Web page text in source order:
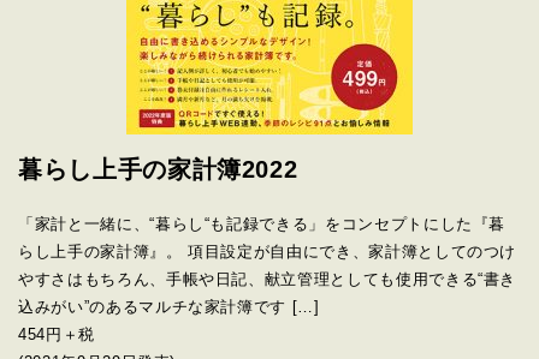
暮らし上手の家計簿2022
「家計と一緒に、“暮らし“も記録できる」をコンセプトにした『暮
らし上手の家計簿』。 項目設定が自由にでき、家計簿としてのつけ
やすさはもちろん、手帳や日記、献立管理としても使用できる“書き
込みがい”のあるマルチな家計簿です […]
454円＋税